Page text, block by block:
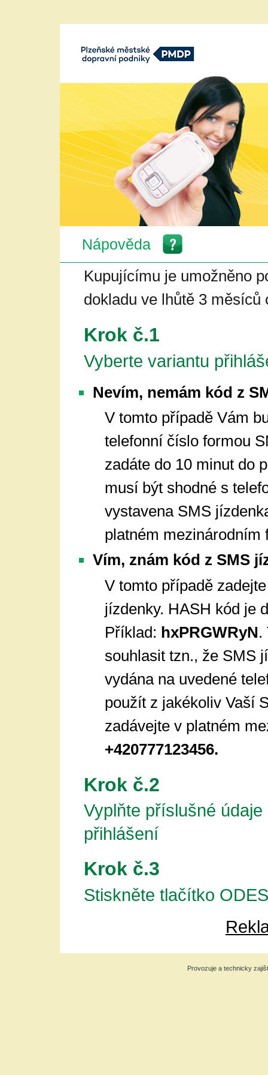
a.s.
Nápověda
Kupujícímu je umožněno
dokladu ve lhůtě 3 měsíců
Krok č.1
Vyberte variantu
Nevím, nemám kód z
V tomto případě Vám
telefonní číslo formou
zadáte do 10 minut do
musí být shodné s
vystavena SMS
platném
Vím, znám kód z SMS
V tomto případě
jízdenky. HASH kód je
Příklad: hxPRGWRyN.
souhlasit tzn., že SMS
vydána na uvedené
použít z jakékoliv Vaší
zadávejte v platném
+420777123456.
Krok č.2
Vyplňte příslušné
přihlášení
Krok č.3
Stiskněte tlačítko
Provozuje a technicky